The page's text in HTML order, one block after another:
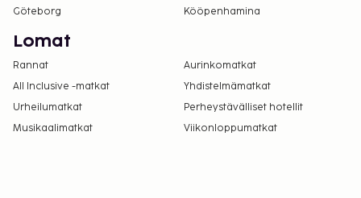
yhdistettäviä/vierekkäisiä huoneita, joiden
ottamalla yhteyttä majoituspaikkaan.
Yhteystiedot löytyvät varausvahvistuksesta.
Tarvitset auton päästäksesi tähän
majoituspaikkaan.
Göteborg
Kööpenhamina
Lomat
Rannat
Aurinkomatkat
All Inclusive -matkat
Yhdistelmämatkat
Urheilumatkat
Perheystävälliset hotellit
Musikaalimatkat
Viikonloppumatkat